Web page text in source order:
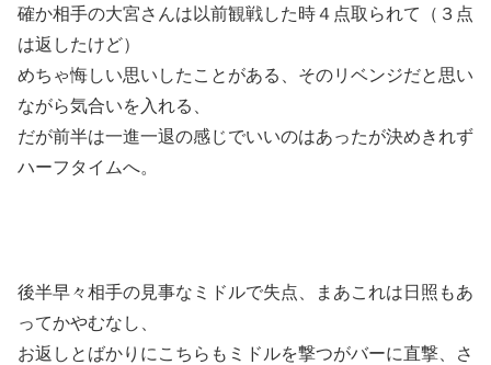
確か相手の大宮さんは以前観戦した時４点取られて（３点
は返したけど）
めちゃ悔しい思いしたことがある、そのリベンジだと思い
ながら気合いを入れる、
だが前半は一進一退の感じでいいのはあったが決めきれず
ハーフタイムへ。
後半早々相手の見事なミドルで失点、まあこれは日照もあ
ってかやむなし、
お返しとばかりにこちらもミドルを撃つがバーに直撃、さ